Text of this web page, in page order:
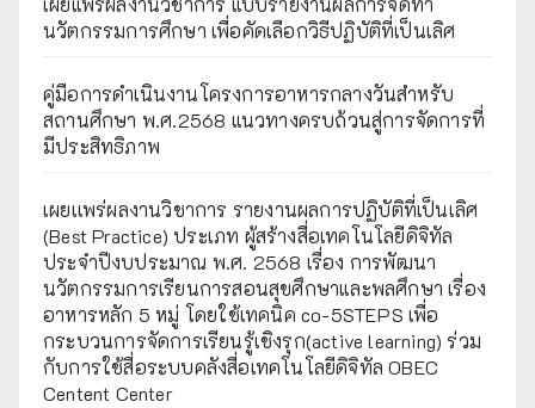
นวัตกรรมการศึกษา เพื่อคัดเลือกวิธีปฏิบัติที่เป็นเลิศ
คู่มือการดำเนินงานโครงการอาหารกลางวันสำหรับ
สถานศึกษา พ.ศ.2568 แนวทางครบถ้วนสู่การจัดการที่
มีประสิทธิภาพ
เผยเเพร่ผลงานวิชาการ รายงานผลการปฏิบัติที่เป็นเลิศ
(Best Practice) ประเภท ผู้สร้างสื่อเทคโนโลยีดิจิทัล
ประจำปีงบประมาณ พ.ศ. 2568 เรื่อง การพัฒนา
นวัตกรรมการเรียนการสอนสุขศึกษาและพลศึกษา เรื่อง
อาหารหลัก 5 หมู่ โดยใช้เทคนิค co-5STEPS เพื่อ
กระบวนการจัดการเรียนรู้เชิงรุก(active learning) ร่วม
กับการใช้สื่อระบบคลังสื่อเทคโนโลยีดิจิทัล OBEC
Centent Center